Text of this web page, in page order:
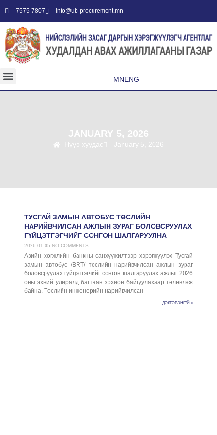
7575-7807 info@ub-procurement.mn
MNENG
JANUARY 5, 2026
Нүүр хуудас January 5, 2026
ТУСГАЙ ЗАМЫН АВТОБУС ТӨСЛИЙН
НАРИЙВЧИЛСАН АЖЛЫН ЗУРАГ БОЛОВСРУУЛАХ
ГҮЙЦЭТГЭГЧИЙГ СОНГОН ШАЛГАРУУЛНА
2026-01-05 NO COMMENTS
Азийн хөгжлийн банкны санхүүжилтээр хэрэгжүүлэх Тусгай
замын автобус /BRT/ төслийн нарийвчилсан ажлын зураг
боловсруулах гүйцэтгэгчийг сонгон шалгаруулах ажлыг 2026
оны эхний улиралд багтаан зохион байгуулахаар төлөвлөж
байна. Төслийн инженерийн нарийвчилсан
ДЭЛГЭРЭНГҮЙ »